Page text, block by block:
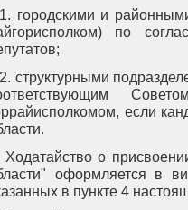
городскими и
по
структурными
если
Ходатайство о
оформляется в
в пункте 4